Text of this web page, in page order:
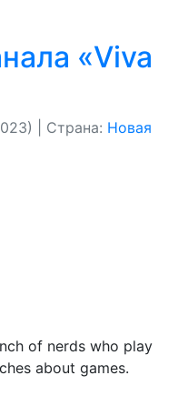
«Viva
| Страна: Новая
of nerds who play
about games.